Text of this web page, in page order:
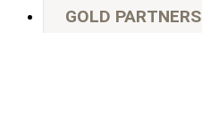
GOLD PARTNERS